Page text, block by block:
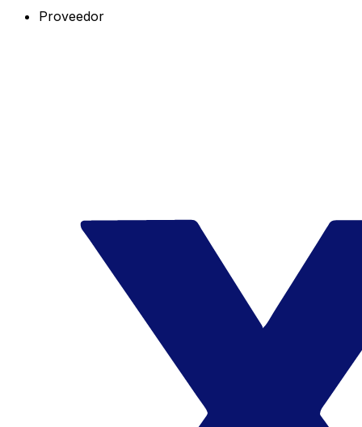
Proveedor